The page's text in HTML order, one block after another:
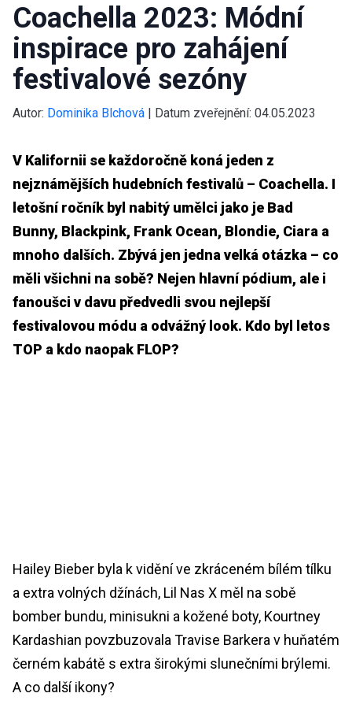
Coachella 2023: Módní
inspirace pro zahájení
festivalové sezóny
Autor: Dominika Blchová | Datum zveřejnění: 04.05.2023
V Kalifornii se každoročně koná jeden z
nejznámějších hudebních festivalů – Coachella. I
letošní ročník byl nabitý umělci jako je Bad
Bunny, Blackpink, Frank Ocean, Blondie, Ciara a
mnoho dalších. Zbývá jen jedna velká otázka – co
měli všichni na sobě? Nejen hlavní pódium, ale i
fanoušci v davu předvedli svou nejlepší
festivalovou módu a odvážný look. Kdo byl letos
TOP a kdo naopak FLOP?
Hailey Bieber byla k vidění ve zkráceném bílém tílku
a extra volných džínách, Lil Nas X měl na sobě
bomber bundu, minisukni a kožené boty, Kourtney
Kardashian povzbuzovala Travise Barkera v huňatém
černém kabátě s extra širokými slunečními brýlemi.
A co další ikony?